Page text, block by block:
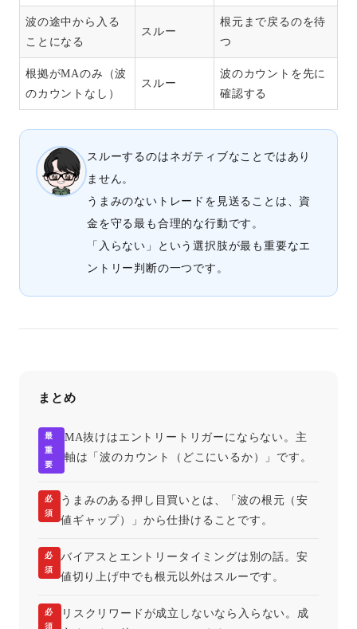
波の途中から入る
ことになる
スルー
根元まで戻るのを待
つ
根拠がMAのみ（波
のカウントなし）
スルー
波のカウントを先に
確認する
スルーするのはネガティブなことではあり
ません。
うまみのないトレードを見送ることは、資
金を守る最も合理的な行動です。
「入らない」という選択肢が最も重要なエ
ントリー判断の一つです。
まとめ
最
重
要
MA抜けはエントリートリガーにならない。主
軸は「波のカウント（どこにいるか）」です。
必
須
うまみのある押し目買いとは、「波の根元（安
値ギャップ）」から仕掛けることです。
必
須
バイアスとエントリータイミングは別の話。安
値切り上げ中でも根元以外はスルーです。
必
須
リスクリワードが成立しないなら入らない。成